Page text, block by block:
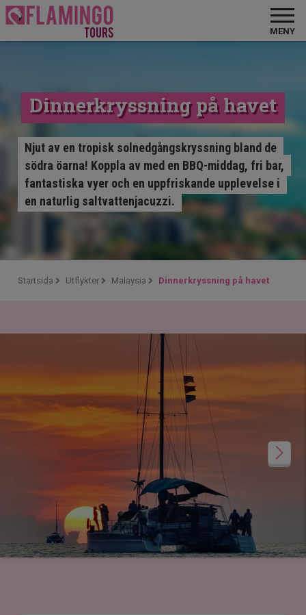
MENY
Dinnerkryssning på havet
Njut av en tropisk solnedgångskryssning bland de
södra öarna! Koppla av med en BBQ-middag, fri bar,
fantastiska vyer och en uppfriskande upplevelse i
en naturlig saltvattenjacuzzi.
Startsida Utflykter Malaysia Dinnerkryssning på havet